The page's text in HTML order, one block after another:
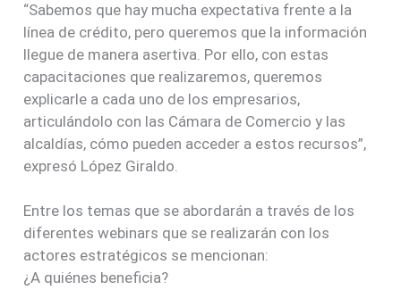
“Sabemos que hay mucha expectativa frente a la
línea de crédito, pero queremos que la información
llegue de manera asertiva. Por ello, con estas
capacitaciones que realizaremos, queremos
explicarle a cada uno de los empresarios,
articulándolo con las Cámara de Comercio y las
alcaldías, cómo pueden acceder a estos recursos”,
expresó López Giraldo.
Entre los temas que se abordarán a través de los
diferentes webinars que se realizarán con los
actores estratégicos se mencionan:
¿A quiénes beneficia?